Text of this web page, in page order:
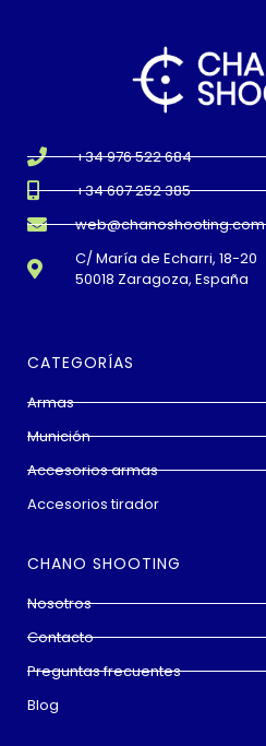
+34 976 522 684
+34 607 252 385
web@chanoshooting.com
C/ María de Echarri, 18-20
50018 Zaragoza, España
CATEGORÍAS
Armas
Munición
Accesorios armas
Accesorios tirador
CHANO SHOOTING
Nosotros
Contacto
Preguntas frecuentes
Blog